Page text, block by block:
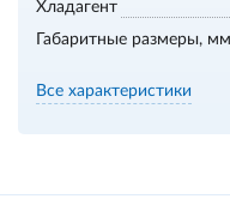
Хладагент
Габаритные размеры, мм
Все характеристики